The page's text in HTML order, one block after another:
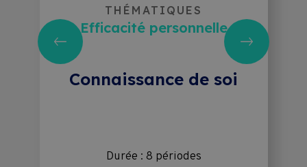
THÉMATIQUES
Efficacité personnelle
Connaissance de soi
Durée : 8 périodes